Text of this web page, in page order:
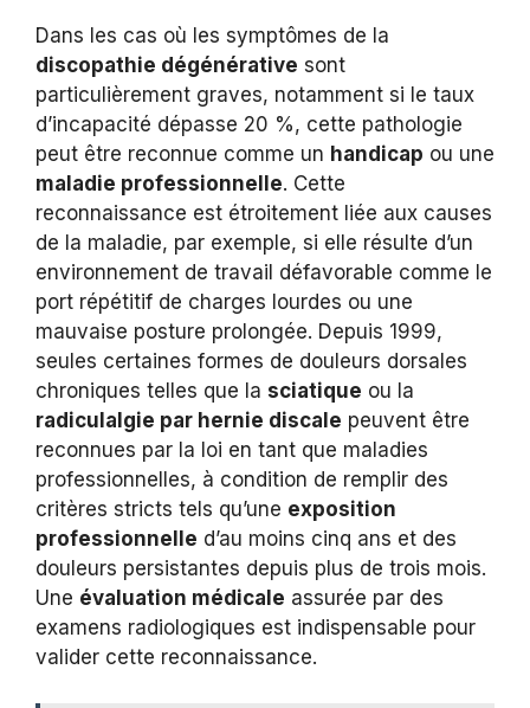
Dans les cas où les symptômes de la
discopathie dégénérative sont
particulièrement graves, notamment si le taux
d’incapacité dépasse 20 %, cette pathologie
peut être reconnue comme un handicap ou une
maladie professionnelle. Cette
reconnaissance est étroitement liée aux causes
de la maladie, par exemple, si elle résulte d’un
environnement de travail défavorable comme le
port répétitif de charges lourdes ou une
mauvaise posture prolongée. Depuis 1999,
seules certaines formes de douleurs dorsales
chroniques telles que la sciatique ou la
radiculalgie par hernie discale peuvent être
reconnues par la loi en tant que maladies
professionnelles, à condition de remplir des
critères stricts tels qu’une exposition
professionnelle d’au moins cinq ans et des
douleurs persistantes depuis plus de trois mois.
Une évaluation médicale assurée par des
examens radiologiques est indispensable pour
valider cette reconnaissance.